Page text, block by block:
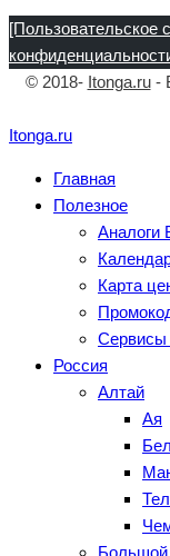
[Пользовательское
© 2018- Itonga.ru-
Itonga.ru
Главная
Полезное
Аналоги
Карта
Сервисы
Россия
Алтай
Ая